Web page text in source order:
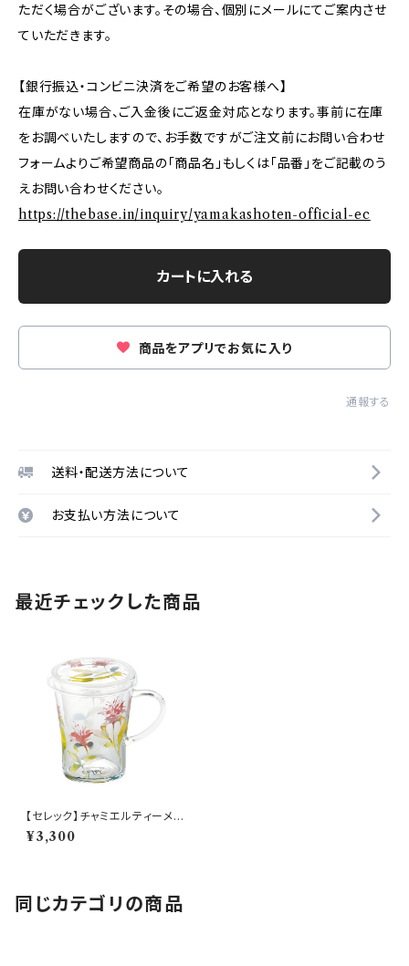
ただく場合がございます。その場合、個別にメールにてご案内させ
ていただきます。
【銀行振込・コンビニ決済をご希望のお客様へ】
在庫がない場合、ご入金後にご返金対応となります。事前に在庫
をお調べいたしますので、お手数ですがご注文前にお問い合わせ
フォームよりご希望商品の「商品名」もしくは「品番」をご記載のう
えお問い合わせください。
https://thebase.in/inquiry/yamakashoten-official-ec
カートに入れる
商品をアプリでお気に入り
通報する
送料・配送方法について
お支払い方法について
最近チェックした商品
【セレック】チャミエルティーメイ
ト（ベルガモット）【CY15-GT5
7】
¥3,300
同じカテゴリの商品